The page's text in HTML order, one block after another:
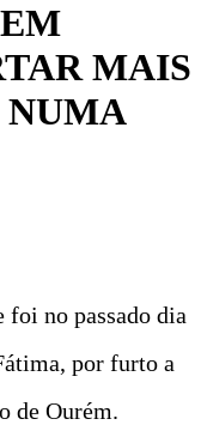
MAIS
NUMA
foi no passado dia
por furto a
de Ourém.